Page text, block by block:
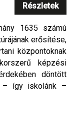
Részletek
1635 számú
erősítése,
központoknak
képzési
döntött
– így iskolánk –